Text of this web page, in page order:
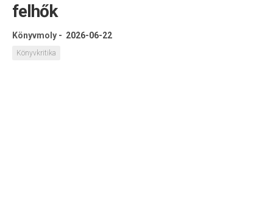
felhők
Könyvmoly - 2026-06-22
Könyvkritika